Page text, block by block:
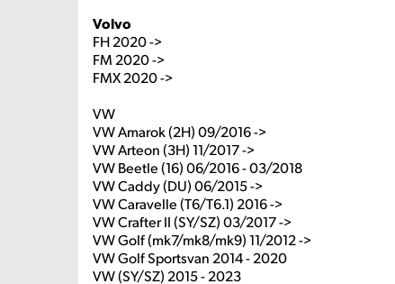
Volvo
FH 2020 ->
FM 2020 ->
FMX 2020 ->
VW
VW Amarok (2H) 09/2016 ->
VW Arteon (3H) 11/2017 ->
VW Beetle (16) 06/2016 - 03/2018
VW Caddy (DU) 06/2015 ->
VW Caravelle (T6/T6.1) 2016 ->
VW Crafter II (SY/SZ) 03/2017 ->
VW Golf (mk7/mk8/mk9) 11/2012 ->
VW Golf Sportsvan 2014 - 2020
VW (SY/SZ) 2015 - 2023